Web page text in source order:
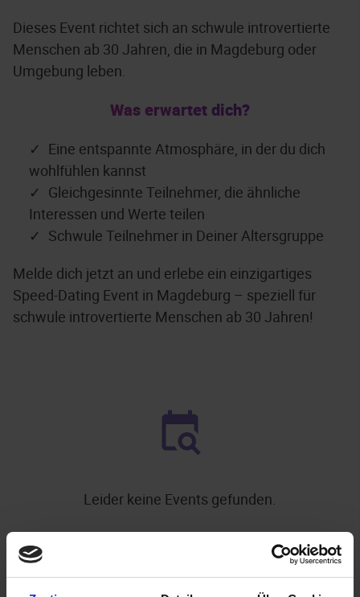
Dieses Event richtet sich an schwule introvertierte
Menschen ab 30 Jahren, die in Magdeburg oder
Umgebung leben.
Was erwartet dich?
Eine entspannte Atmosphäre, in der du dich
wohlfühlen kannst
Gleichgesinnte Teilnehmer, die ähnliche
Interessen und Werte teilen
Schwule Teilnehmer in Deiner Altersgruppe
Melde dich jetzt an und erlebe ein einzigartiges
Speed-Dating Event in Magdeburg – speziell für
schwule introvertierte Menschen ab 30 Jahren!
Leider keine Events gefunden.
WEITERE EVENTS IN MAGDEBURG .